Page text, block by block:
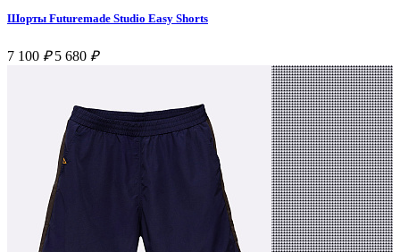
Шорты Futuremade Studio Easy Shorts
7 100 ₽ 5 680 ₽